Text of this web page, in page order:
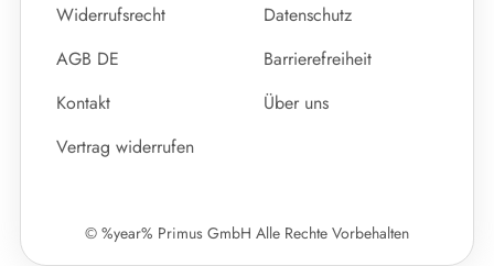
Widerrufsrecht
Datenschutz
AGB DE
Barrierefreiheit
Kontakt
Über uns
Vertrag widerrufen
© %year% Primus GmbH Alle Rechte Vorbehalten